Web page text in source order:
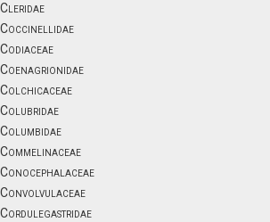
Cleridae
Coccinellidae
Codiaceae
Coenagrionidae
Colchicaceae
Colubridae
Columbidae
Commelinaceae
Conocephalaceae
Convolvulaceae
Cordulegastridae